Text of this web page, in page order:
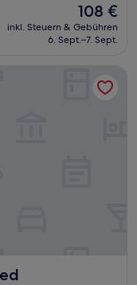
Der
Preis
beträgt
108 €
inkl. Steuern & Gebühren
6. Sept.–7. Sept.